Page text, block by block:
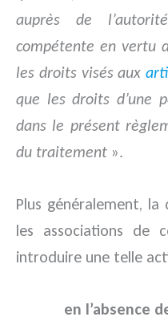
auprès de
compétente en vertu
les droits visés aux
que les droits d’une
dans le présent
du traitement ».
Plus généralement,
les associations de
introduire une telle
en l’absence